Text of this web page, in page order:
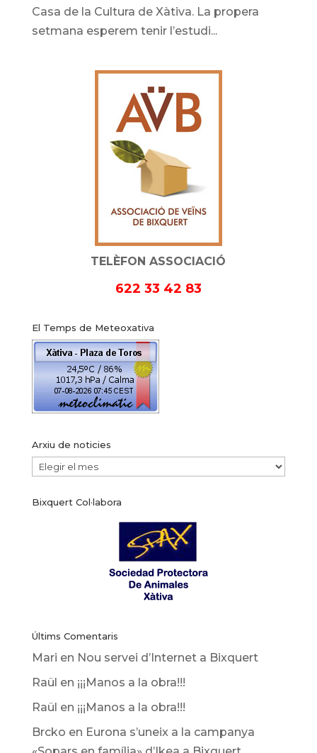
Casa de la Cultura de Xàtiva. La propera
setmana esperem tenir l’estudi...
TELÈFON ASSOCIACIÓ
622 33 42 83
El Temps de Meteoxativa
Arxiu de noticies
Arxiu
noticies
Bixquert Col·labora
Últims Comentaris
Mari en Nou servei d’Internet a Bixquert
Raül en ¡¡¡Manos a la obra!!!
Raül en ¡¡¡Manos a la obra!!!
Brcko en Eurona s’uneix a la campanya